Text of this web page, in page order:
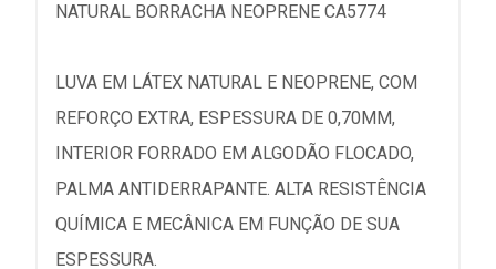
NATURAL BORRACHA NEOPRENE CA5774
LUVA EM LÁTEX NATURAL E NEOPRENE, COM
REFORÇO EXTRA, ESPESSURA DE 0,70MM,
INTERIOR FORRADO EM ALGODÃO FLOCADO,
PALMA ANTIDERRAPANTE. ALTA RESISTÊNCIA
QUÍMICA E MECÂNICA EM FUNÇÃO DE SUA
ESPESSURA.